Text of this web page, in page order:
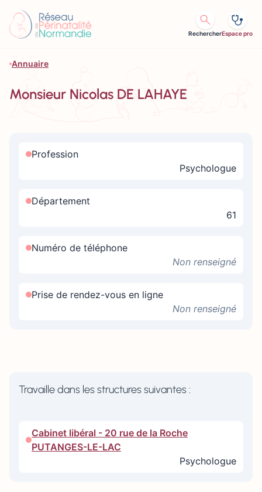
RechercherEspace pro
Annuaire
Monsieur Nicolas DE LAHAYE
Profession
Psychologue
Département
61
Numéro de téléphone
Non renseigné
Prise de rendez-vous en ligne
Non renseigné
Travaille dans les structures suivantes :
Cabinet libéral - 20 rue de la Roche
PUTANGES-LE-LAC
Psychologue